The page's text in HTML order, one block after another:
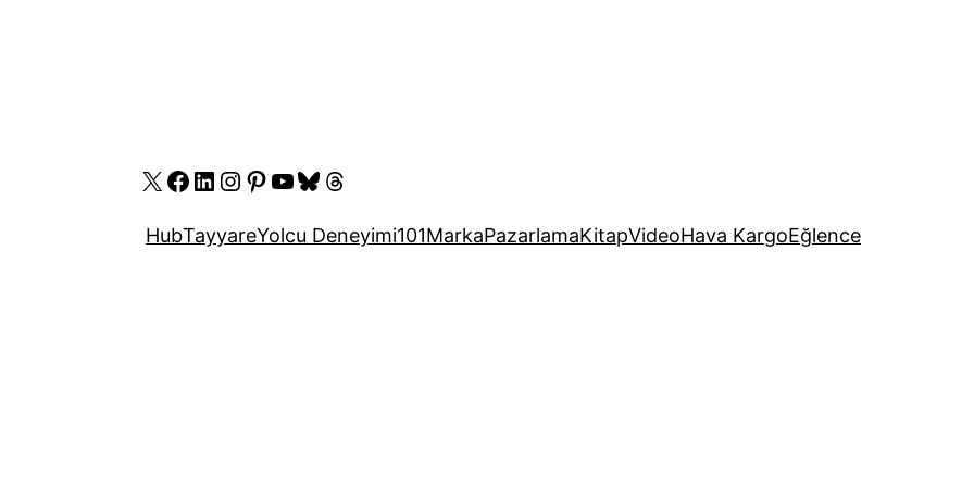
X Facebook
LinkedIn
Instagram
Pinterest
YouTube
Bluesky
Threads
HubTayyareYolcu Deneyimi101MarkaPazarlamaKitapVideoHava KargoEğlence